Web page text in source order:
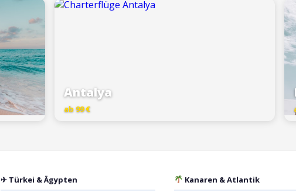
Antalya
ab 99 €
✈ Türkei & Ägypten Kanaren & Atlantik